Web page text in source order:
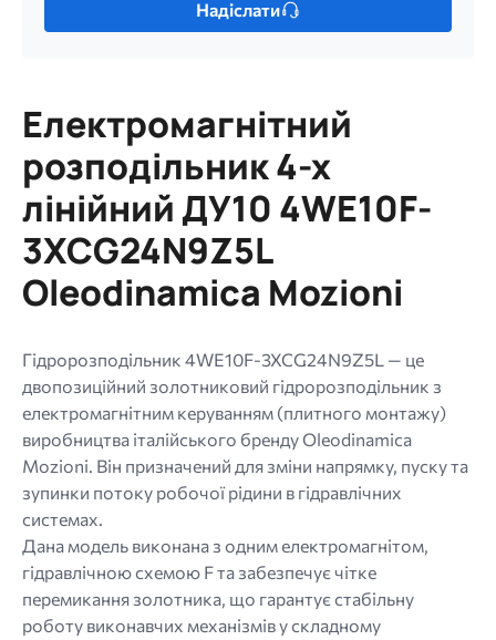
МБ.
Дозволені
типи:
gif
jpg
jpeg
png.
Надіслати
Електромагнітний
розподільник 4-х
лінійний ДУ10 4WE10F-
3XCG24N9Z5L
Oleodinamica Mozioni
Гідророзподільник 4WE10F-3XCG24N9Z5L — це
двопозиційний золотниковий гідророзподільник з
електромагнітним керуванням (плитного монтажу)
виробництва італійського бренду Oleodinamica
Mozioni. Він призначений для зміни напрямку, пуску та
зупинки потоку робочої рідини в гідравлічних
системах.
Дана модель виконана з одним електромагнітом,
гідравлічною схемою F та забезпечує чітке
перемикання золотника, що гарантує стабільну
роботу виконавчих механізмів у складному